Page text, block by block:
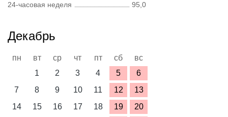
24-часовая неделя
95,0
Декабрь
пн вт ср чт пт сб
вс
1
2 3 4 5
6
7
8 9 10 11 12
13
14
15 16 17 18 19
20